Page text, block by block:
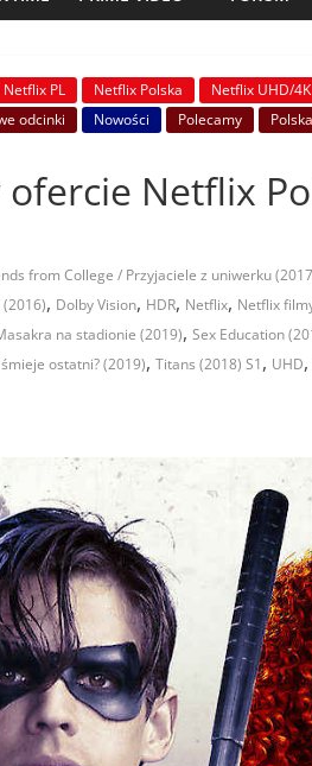
Netflix PL Netflix Polska Netflix UHD/4K
odcinki Nowości Polecamy Polska
Netflix
from College / Przyjaciele z uniwerku
, Dolby Vision, HDR, Netflix, Netflix
na stadionie (2019), Sex Education
ostatni? (2019), Titans (2018) S1, UHD,